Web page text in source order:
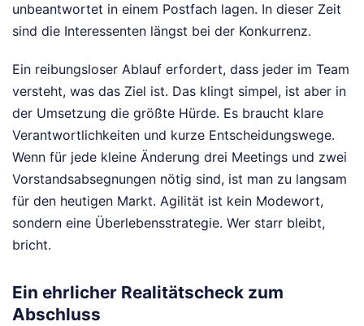
unbeantwortet in einem Postfach lagen. In dieser Zeit
sind die Interessenten längst bei der Konkurrenz.
Ein reibungsloser Ablauf erfordert, dass jeder im Team
versteht, was das Ziel ist. Das klingt simpel, ist aber in
der Umsetzung die größte Hürde. Es braucht klare
Verantwortlichkeiten und kurze Entscheidungswege.
Wenn für jede kleine Änderung drei Meetings und zwei
Vorstandsabsegnungen nötig sind, ist man zu langsam
für den heutigen Markt. Agilität ist kein Modewort,
sondern eine Überlebensstrategie. Wer starr bleibt,
bricht.
Ein ehrlicher Realitätscheck zum
Abschluss